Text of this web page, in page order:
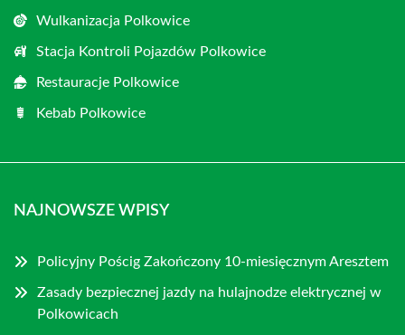
Wulkanizacja Polkowice
Stacja Kontroli Pojazdów Polkowice
Restauracje Polkowice
Kebab Polkowice
NAJNOWSZE WPISY
Policyjny Pościg Zakończony 10-miesięcznym Aresztem
Zasady bezpiecznej jazdy na hulajnodze elektrycznej w
Polkowicach